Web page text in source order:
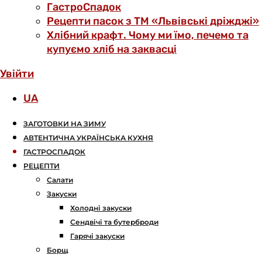
ГастроСпадок
Рецепти пасок з ТМ «Львівські дріжджі»
Хлібний крафт. Чому ми їмо, печемо та
купуємо хліб на заквасці
Увійти
UA
ЗАГОТОВКИ НА ЗИМУ
АВТЕНТИЧНА УКРАЇНСЬКА КУХНЯ
ГАСТРОСПАДОК
РЕЦЕПТИ
Салати
Закуски
Холодні закуски
Сендвічі та бутерброди
Гарячі закуски
Борщ